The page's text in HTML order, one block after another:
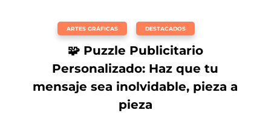
ARTES GRÁFICAS DESTACADOS
🧩 Puzzle Publicitario
Personalizado: Haz que tu
mensaje sea inolvidable, pieza a
pieza